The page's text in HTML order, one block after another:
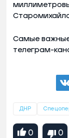
Самые
телеграм-
ДНР
0 0